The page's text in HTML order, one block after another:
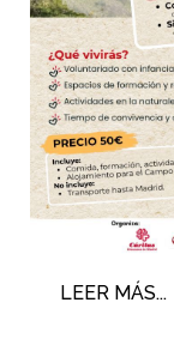
LEER MÁS...